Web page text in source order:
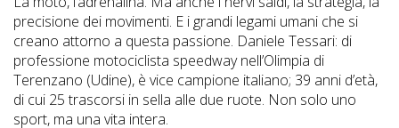
precisione dei movimenti. E i grandi legami umani che si
creano attorno a questa passione. Daniele Tessari: di
professione motociclista speedway nell’Olimpia di
Terenzano (Udine), è vice campione italiano; 39 anni d’età,
di cui 25 trascorsi in sella alle due ruote. Non solo uno
sport, ma una vita intera.